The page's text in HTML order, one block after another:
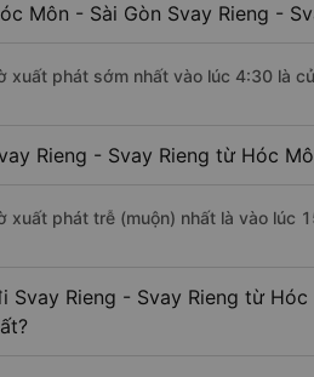
Môn - Sài Gòn Svay Rieng -
xuất phát sớm nhất vào lúc 4:30 là
Rieng - Svay Rieng từ Hóc
xuất phát trễ (muộn) nhất là vào lúc
Svay Rieng - Svay Rieng từ